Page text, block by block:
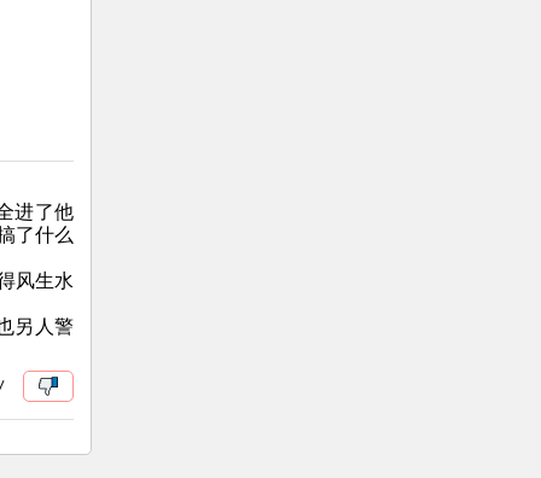
进了他
了什么
风生水
另人警